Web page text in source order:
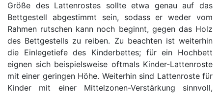
Größe des Lattenrostes sollte etwa genau auf das
Bettgestell abgestimmt sein, sodass er weder vom
Rahmen rutschen kann noch beginnt, gegen das Holz
des Bettgestells zu reiben. Zu beachten ist weiterhin
die Einlegetiefe des Kinderbettes; für ein Hochbett
eignen sich beispielsweise oftmals Kinder-Lattenroste
mit einer geringen Höhe. Weiterhin sind Lattenroste für
Kinder mit einer Mittelzonen-Verstärkung sinnvoll,